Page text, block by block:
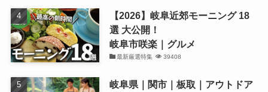
【2026】岐阜近郊モーニング 18
選 大公開！
岐阜市咲楽｜グルメ
最新厳選特集 39408
岐阜県｜関市｜板取｜アウトドア